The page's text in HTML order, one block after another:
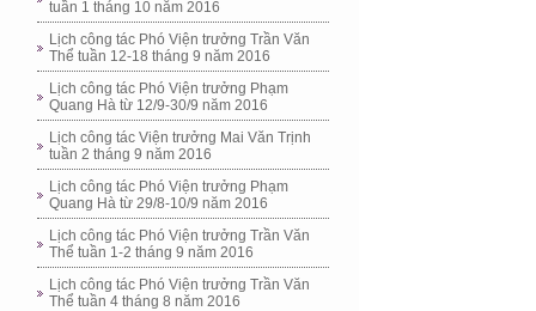
tuần 1 tháng 10 năm 2016
Lịch công tác Phó Viện trưởng Trần Văn
Thể tuần 12-18 tháng 9 năm 2016
Lịch công tác Phó Viện trưởng Phạm
Quang Hà từ 12/9-30/9 năm 2016
Lịch công tác Viện trưởng Mai Văn Trịnh
tuần 2 tháng 9 năm 2016
Lịch công tác Phó Viện trưởng Phạm
Quang Hà từ 29/8-10/9 năm 2016
Lịch công tác Phó Viện trưởng Trần Văn
Thể tuần 1-2 tháng 9 năm 2016
Lịch công tác Phó Viện trưởng Trần Văn
Thể tuần 4 tháng 8 năm 2016